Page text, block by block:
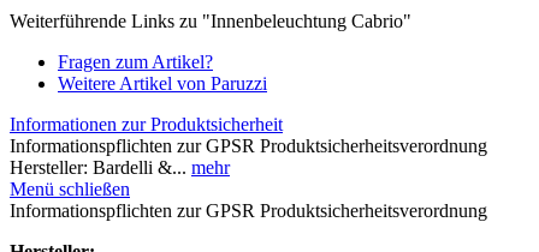
Weiterführende Links zu "Innenbeleuchtung Cabrio"
Fragen zum Artikel?
Weitere Artikel von Paruzzi
Informationen zur Produktsicherheit
Informationspflichten zur GPSR Produktsicherheitsverordnung
Hersteller: Bardelli &... mehr
Menü schließen
Informationspflichten zur GPSR Produktsicherheitsverordnung